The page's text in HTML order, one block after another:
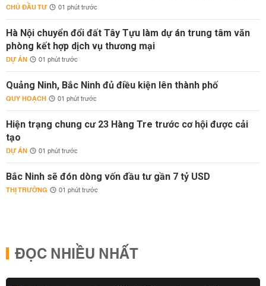
CHỦ ĐẦU TƯ 01 phút trước
Hà Nội chuyển đổi đất Tây Tựu làm dự án trung tâm văn
phòng kết hợp dịch vụ thương mại
DỰ ÁN 01 phút trước
Quảng Ninh, Bắc Ninh đủ điều kiện lên thành phố
QUY HOẠCH 01 phút trước
Hiện trạng chung cư 23 Hàng Tre trước cơ hội được cải
tạo
DỰ ÁN 01 phút trước
Bắc Ninh sẽ đón dòng vốn đầu tư gần 7 tỷ USD
THỊ TRƯỜNG 01 phút trước
ĐỌC NHIỀU NHẤT